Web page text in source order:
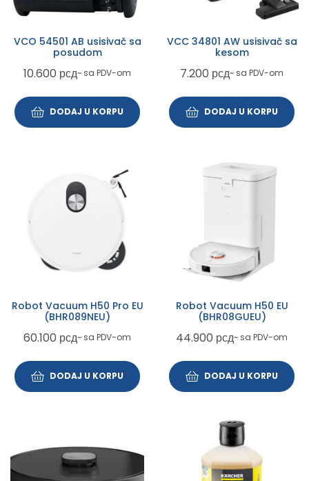
VCO 54501 AB usisivač sa
posudom
10.600 рсд~ sa PDV-om
DODAJ U KORPU
VCC 34801 AW usisivač sa
kesom
7.200 рсд~ sa PDV-om
DODAJ U KORPU
Robot Vacuum H50 Pro EU
(BHR089NEU)
60.100 рсд~ sa PDV-om
DODAJ U KORPU
Robot Vacuum H50 EU
(BHR08GUEU)
44.900 рсд~ sa PDV-om
DODAJ U KORPU